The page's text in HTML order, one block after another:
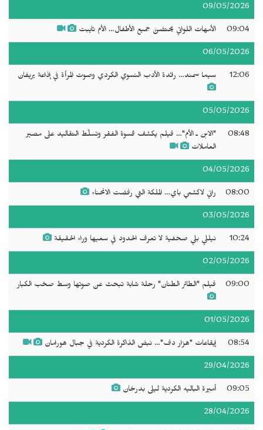
09/05/2026
09:04 الأمهات اللواتي يحتضنَّ جميع الأطفال… الأم تايبت
06/05/2026
12:06 سيما سمند… رائدة الأدب النسوي الكردي وصوت المرأة في إذاعة يريفان
05/05/2026
08:48
"الابن ـ الأم"… فيلم يكشف قسوة الفقر وتسلّط التقاليد على مصير
العاملات
04/05/2026
08:00 راني لاكشمي باي… الملكة التي رفضت الانحناء
03/05/2026
10:24 نيللي بلي صحفية لا تعرف الحدود في سعيها وراء الحقيقة
02/05/2026
09:00 فيلم "الطائر الطنان" رحلة شابة تبحث عن صوتها وسط صخب الكبار
01/05/2026
08:54 إيقاعات "هزار دف"… نبض الذاكرة الكردية في جبال هورامان
29/04/2026
09:05 أميرة الباليه الكردية ليلى بدرخان
28/04/2026